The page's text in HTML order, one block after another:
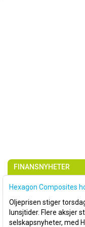
FINANSNYHETER
Hexagon Composites
Oljeprisen stiger
lunsjtider. Flere aksjer
selskapsnyheter, med